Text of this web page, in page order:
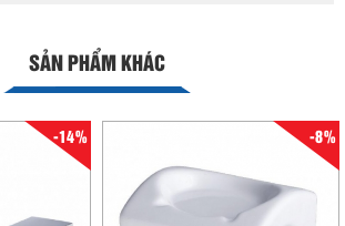
SẢN PHẨM KHÁC
-14% -8%